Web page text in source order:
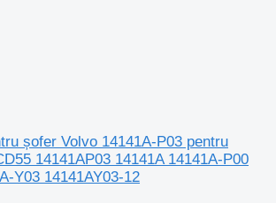
șofer Volvo 14141A-P03 pentru
14141AP03 14141A 14141A-P00
Y03 14141AY03-12